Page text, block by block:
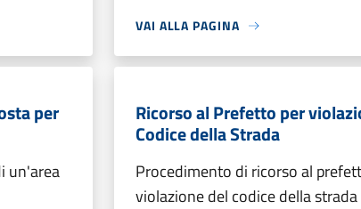
VAI ALLA PAGINA
per
un'area
Ricorso al Prefetto per
Codice della Strada
Procedimento di ricorso al
violazione del codice della strada